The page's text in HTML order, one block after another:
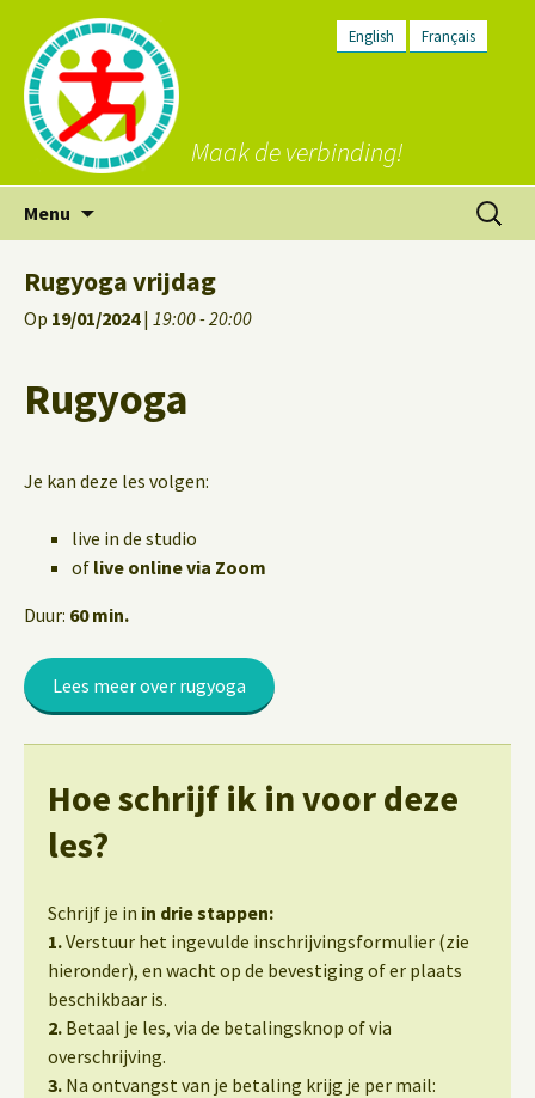
English Français
Maak de verbinding!
Menu
inhoud
Zoeken
naar:
Rugyoga vrijdag
Op 19/01/2024| 19:00 - 20:00
Rugyoga
Je kan deze les volgen:
live in de studio
of live online via Zoom
Duur: 60 min.
Lees meer over rugyoga
Hoe schrijf ik in voor deze
les?
Schrijf je in in drie stappen:
1.Verstuur het ingevulde inschrijvingsformulier (zie
hieronder), en wacht op de bevestiging of er plaats
beschikbaar is.
2. Betaal je les, via de betalingsknop of via
overschrijving.
3. Na ontvangst van je betaling krijg je per mail: